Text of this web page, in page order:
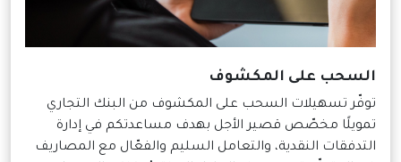
السحب على المكشوف
توفّر تسهيلات السحب على المكشوف من البنك التجاري
تمويلًا مخصّص قصير الأجل بهدف مساعدتكم في إدارة
التدفقات النقدية، والتعامل السليم والفعّال مع المصاريف